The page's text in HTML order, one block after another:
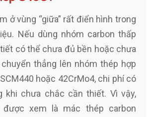
ở vùng “giữa” rất điển hình trong
Nếu dùng nhóm carbon thấp
có thể chưa đủ bền hoặc chưa
thẳng lên nhóm thép hợp
hoặc 42CrMo4, chi phí có
khi chưa chắc cần thiết. Vì vậy,
được xem là mác thép carbon